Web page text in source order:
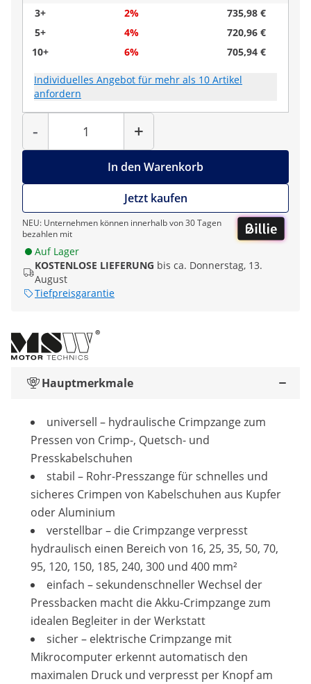
3+
2%
735,98 €
5+
4%
720,96 €
10+
6% 705,94 €
Individuelles Angebot für mehr als 10 Artikel
anfordern
-
Menge
+
In den Warenkorb
Jetzt kaufen
NEU: Unternehmen können innerhalb von 30 Tagen
bezahlen mit
Auf Lager
KOSTENLOSE LIEFERUNG bis ca. Donnerstag, 13.
August
Tiefpreisgarantie
Hauptmerkmale
universell – hydraulische Crimpzange zum
Pressen von Crimp-, Quetsch- und
Presskabelschuhen
stabil – Rohr-Presszange für schnelles und
sicheres Crimpen von Kabelschuhen aus Kupfer
oder Aluminium
verstellbar – die Crimpzange verpresst
hydraulisch einen Bereich von 16, 25, 35, 50, 70,
95, 120, 150, 185, 240, 300 und 400 mm²
einfach – sekundenschneller Wechsel der
Pressbacken macht die Akku-Crimpzange zum
idealen Begleiter in der Werkstatt
sicher – elektrische Crimpzange mit
Mikrocomputer erkennt automatisch den
maximalen Druck und verpresst per Knopf am